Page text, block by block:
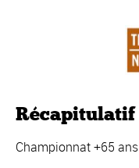
Récapitulatif
Championnat +65 ans